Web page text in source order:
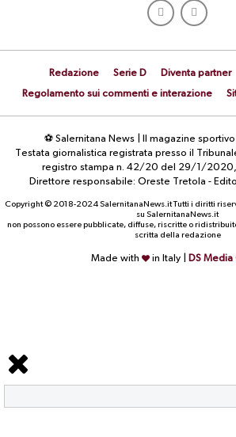
Redazione Serie D Diventa partner
Regolamento sui commenti e interazione
⚽ Salernitana News | Il magazine
Testata giornalistica registrata presso il
registro stampa n. 42/20 del 29/1/
Direttore responsabile: Oreste Tretola -
Copyright © 2018-2024 SalernitanaNews.it Tutti i diritti
su SalernitanaNews.it
non possono essere pubblicate, diffuse, riscritte o
scritta della redazione
Made with in Italy | DS Media